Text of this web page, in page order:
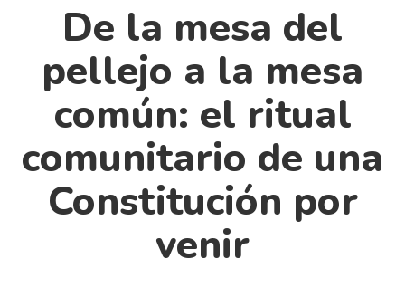
Diccionario portátil de la literatura chilena
Fragmentos
Gran reserva
Historia
Historia material de los libros
De la mesa del
pellejo a la mesa
común: el ritual
comunitario de una
Constitución por
venir